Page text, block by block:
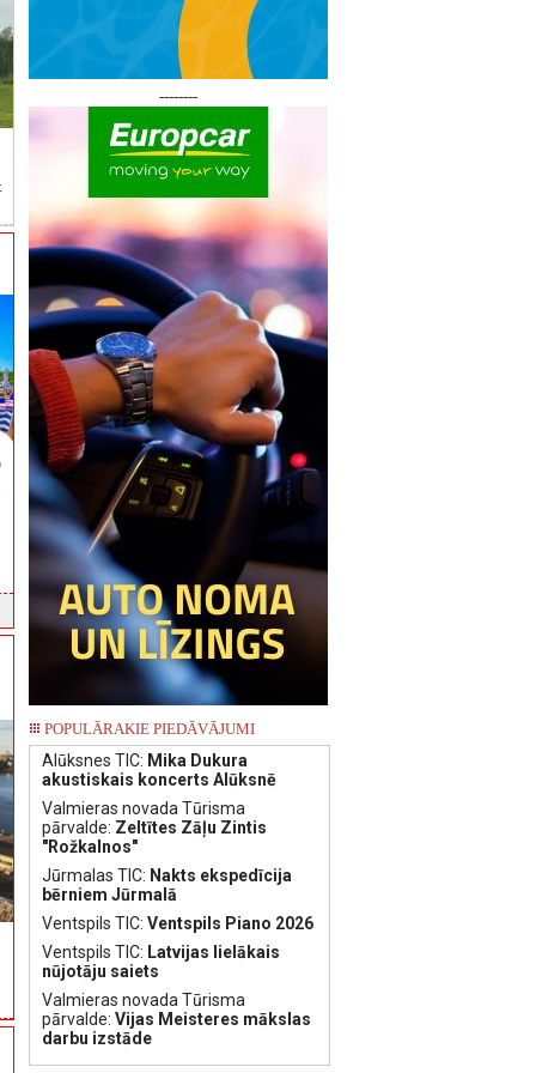
--------
POPULĀRAKIE PIEDĀVĀJUMI
Alūksnes TIC: Mika Dukura
akustiskais koncerts Alūksnē
Valmieras novada Tūrisma
pārvalde: Zeltītes Zāļu Zintis
"Rožkalnos"
Jūrmalas TIC: Nakts ekspedīcija
bērniem Jūrmalā
Ventspils TIC: Ventspils Piano 2026
Ventspils TIC: Latvijas lielākais
nūjotāju saiets
Valmieras novada Tūrisma
pārvalde: Vijas Meisteres mākslas
darbu izstāde